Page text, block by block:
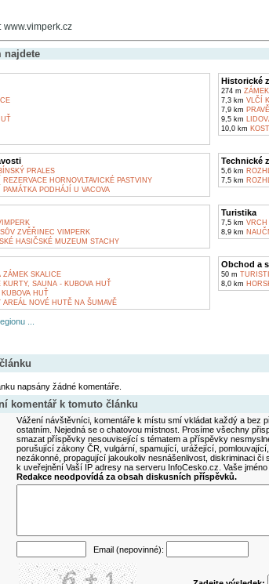
www.vimperk.cz
najdete
Historické
274 m
7,3 km VLČÍ
7,9 km
9,5 km
10,0 km
PRALES
REZERVACE HORNOVLTAVICKÉ PASTVINY
PAMÁTKA PODHÁJÍ U VACOVA
Technické
5,6 km
7,5 km
ZVĚŘINEC VIMPERK
HASIČSKÉ MUZEUM STACHY
Turistika
7,5 km VRCH
8,9 km
ZÁMEK SKALICE
KURTY, SAUNA - KUBOVA HUŤ
HUŤ
AREÁL NOVÉ HUTĚ NA ŠUMAVĚ
Obchod a
50 m
8,0 km
...
napsány žádné komentáře.
komentář k tomuto článku
Vážení návštěvníci, komentáře k místu smí vkládat každý a bez
ostatním. Nejedná se o chatovou místnost. Prosíme všechny
smazat příspěvky nesouvisející s tématem a příspěvky
porušující zákony ČR, vulgární, spamující, urážející,
nezákonné, propagující jakoukoliv nesnášenlivost, diskriminaci
k uveřejnění Vaší IP adresy na serveru InfoCesko.cz. Vaše
Redakce neodpovídá za obsah diskusních příspěvků.
Email (nepovinné):